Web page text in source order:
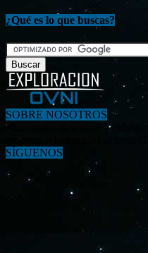
¿Qué es lo que buscas?
SOBRE NOSOTROS
«Investigar, descubrir y difundir
SÍGUENOS